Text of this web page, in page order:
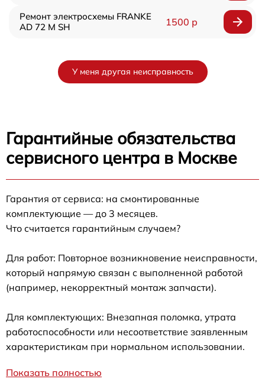
Ремонт электросхемы FRANKE
AD 72 M SH
1500 р
У меня другая неисправность
Гарантийные обязательства
сервисного центра в Москве
Гарантия от сервиса: на смонтированные
комплектующие — до 3 месяцев.
Что считается гарантийным случаем?
Для работ: Повторное возникновение неисправности,
который напрямую связан с выполненной работой
(например, некорректный монтаж запчасти).
Для комплектующих: Внезапная поломка, утрата
работоспособности или несоответствие заявленным
характеристикам при нормальном использовании.
Показать полностью